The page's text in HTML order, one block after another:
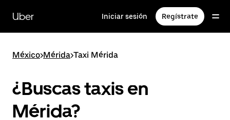
contenido
principal
Uber Iniciar sesión Regístrate
México>Mérida>Taxi Mérida
¿Buscas taxis en
Mérida?